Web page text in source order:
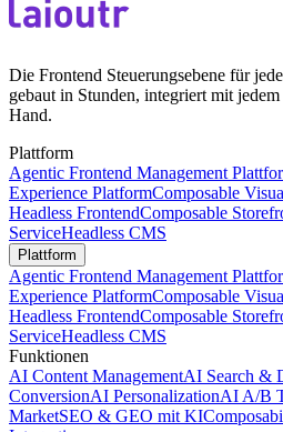
Die Frontend Steuerungsebene für
gebaut in Stunden, integriert mit
Hand.
Plattform
Agentic Frontend Management
Experience PlatformComposable
Headless FrontendComposable
ServiceHeadless CMS
Plattform
Agentic Frontend Management
Experience PlatformComposable
Headless FrontendComposable
ServiceHeadless CMS
Funktionen
AI Content ManagementAI Search &
ConversionAI PersonalizationAI A/B
MarketSEO & GEO mit KI